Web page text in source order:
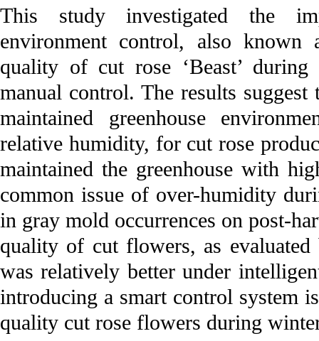
This study investigated the
environment control, also
quality of cut rose ‘Beast’
manual control. The results
maintained greenhouse
relative humidity, for cut rose
maintained the greenhouse with
common issue of over-humidity
in gray mold occurrences on post-
quality of cut flowers, as
was relatively better under
introducing a smart control system
quality cut rose flowers during